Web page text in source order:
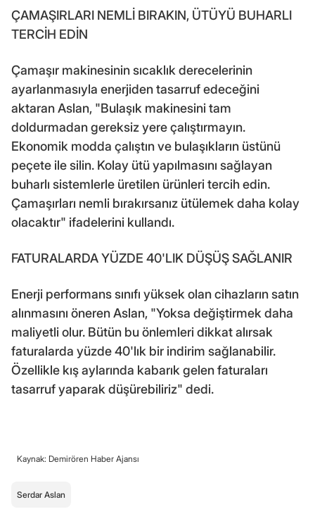
ÇAMAŞIRLARI NEMLİ BIRAKIN, ÜTÜYÜ BUHARLI
TERCİH EDİN
Çamaşır makinesinin sıcaklık derecelerinin
ayarlanmasıyla enerjiden tasarruf edeceğini
aktaran Aslan, "Bulaşık makinesini tam
doldurmadan gereksiz yere çalıştırmayın.
Ekonomik modda çalıştın ve bulaşıkların üstünü
peçete ile silin. Kolay ütü yapılmasını sağlayan
buharlı sistemlerle üretilen ürünleri tercih edin.
Çamaşırları nemli bırakırsanız ütülemek daha kolay
olacaktır" ifadelerini kullandı.
FATURALARDA YÜZDE 40'LIK DÜŞÜŞ SAĞLANIR
Enerji performans sınıfı yüksek olan cihazların satın
alınmasını öneren Aslan, "Yoksa değiştirmek daha
maliyetli olur. Bütün bu önlemleri dikkat alırsak
faturalarda yüzde 40'lık bir indirim sağlanabilir.
Özellikle kış aylarında kabarık gelen faturaları
tasarruf yaparak düşürebiliriz" dedi.
Kaynak: Demirören Haber Ajansı
Serdar Aslan